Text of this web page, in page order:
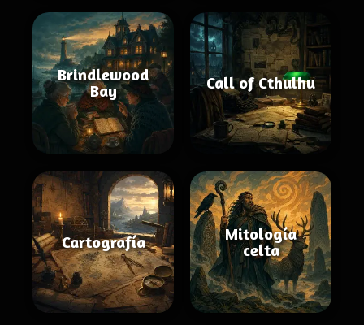
Brindlewood
Bay
Call of Cthulhu
Cartografía
Mitología
celta